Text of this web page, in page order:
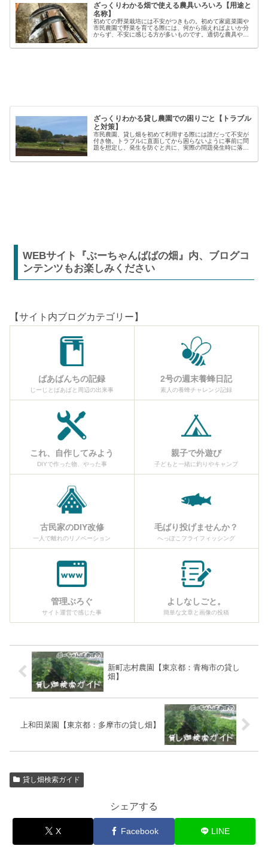
ざっくりわかる畑で使える農具いろいろ【用途と
名称】
初めての野菜栽培には不安がつきもの。初めて家庭菜園や
市民農園で野菜を育てる際には、何から揃えればよいか分
からず、不安に感じる方が多いものです。適切な農具や資
しますが、種類も多く、初心者には...
ざっくりわかる貸し農園での困りごと【トラブル
と対策】
市民農園、貸し畑を初めて利用する際には誰だって不安が
付き物。トラブルに直面してから困らないように事前に問
題を想定し、発生を防ぐと共に、実際の問題発生時に落ち
【困った】と【トラブル】困りごとト...
WEBサイト『ぶーちゃんばばの畑』内、ブログコ
ンテンツもお楽しみください
【サイト内ブログカテゴリー】
ばあばんちの記録
じーじとばあばと周辺の出来事
2号の週末養蜂日記
素人の養蜂チャレンジ記録
これ、自作してみよう
DIYで作った物、やった事
親子で外遊び
子どもと一緒に釣りやキャンプ
古民家のDIY改修
一人で離れのリノベーション
毛ばり投げませんか？
へっぽこフライフィッシング
管理ぶろぐ
サイト運営で感じた事
よしなしごと。
簡単な文章と画像の投稿
新町志村農園【東京都：青梅市の貸し
畑】
上和田菜園【東京都：多摩市の貸し畑】
貸し畑検索ガイド
シェアする
X Facebook LINE